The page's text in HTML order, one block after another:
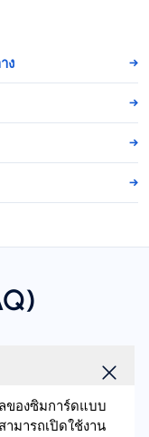
ง →
→
→
→
ของซิมการ์ดแบบ
มารถเปิดใช้งาน